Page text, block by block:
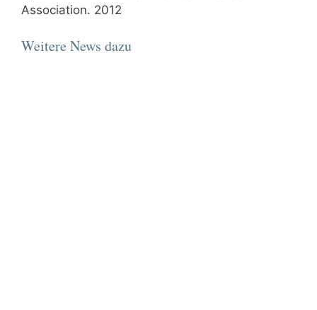
Association. 2012
Weitere News dazu